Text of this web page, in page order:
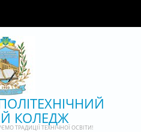
КОЛЕДЖ
ТРАДИЦІЇ ТЕХНІЧНОЇ ОСВІТИ!